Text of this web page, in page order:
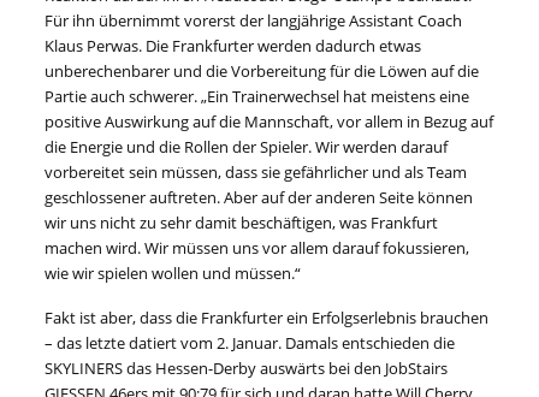
Für ihn übernimmt vorerst der langjährige Assistant Coach
Klaus Perwas. Die Frankfurter werden dadurch etwas
unberechenbarer und die Vorbereitung für die Löwen auf die
Partie auch schwerer. „Ein Trainerwechsel hat meistens eine
positive Auswirkung auf die Mannschaft, vor allem in Bezug auf
die Energie und die Rollen der Spieler. Wir werden darauf
vorbereitet sein müssen, dass sie gefährlicher und als Team
geschlossener auftreten. Aber auf der anderen Seite können
wir uns nicht zu sehr damit beschäftigen, was Frankfurt
machen wird. Wir müssen uns vor allem darauf fokussieren,
wie wir spielen wollen und müssen.“
Fakt ist aber, dass die Frankfurter ein Erfolgserlebnis brauchen
– das letzte datiert vom 2. Januar. Damals entschieden die
SKYLINERS das Hessen-Derby auswärts bei den JobStairs